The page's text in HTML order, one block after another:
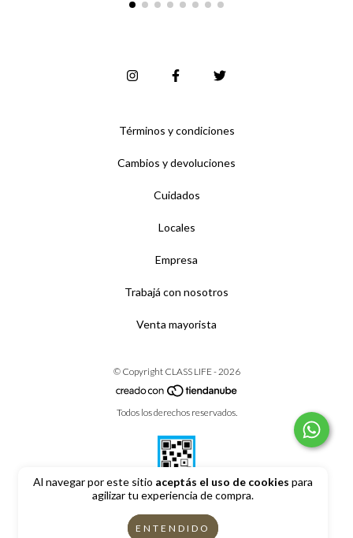
Al navegar por este sitio aceptás el uso de cookies para
agilizar tu experiencia de compra.
ENTENDIDO
Términos y condiciones
Cambios y devoluciones
Cuidados
Locales
Empresa
Trabajá con nosotros
Venta mayorista
© Copyright CLASS LIFE - 2026
Todos los derechos reservados.
Defensa de las y los consumidores. Para reclamos